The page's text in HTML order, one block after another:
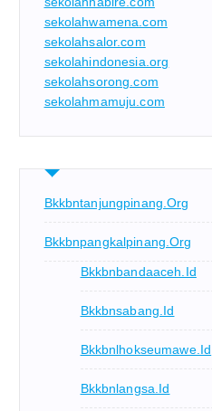
sekolahwamena.com
sekolahsalor.com
sekolahindonesia.org
sekolahsorong.com
sekolahmamuju.com
Bkkbntanjungpinang.org
Bkkbnpangkalpinang.org
Bkkbnbandaaceh.id
Bkkbnsabang.id
Bkkbnlhokseumawe.id
Bkkbnlangsa.id